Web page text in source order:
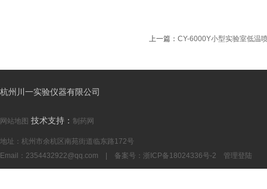
上一篇： CY-6000Y小型实验室低温
杭州川一实验仪器有限公司
网站地图 技术支持： 制药网
地址：杭州市余杭区南苑街道临东路172号
Email： 2354432922@qq.com | 备案号： 浙ICP备18024336号-2 管理登陆